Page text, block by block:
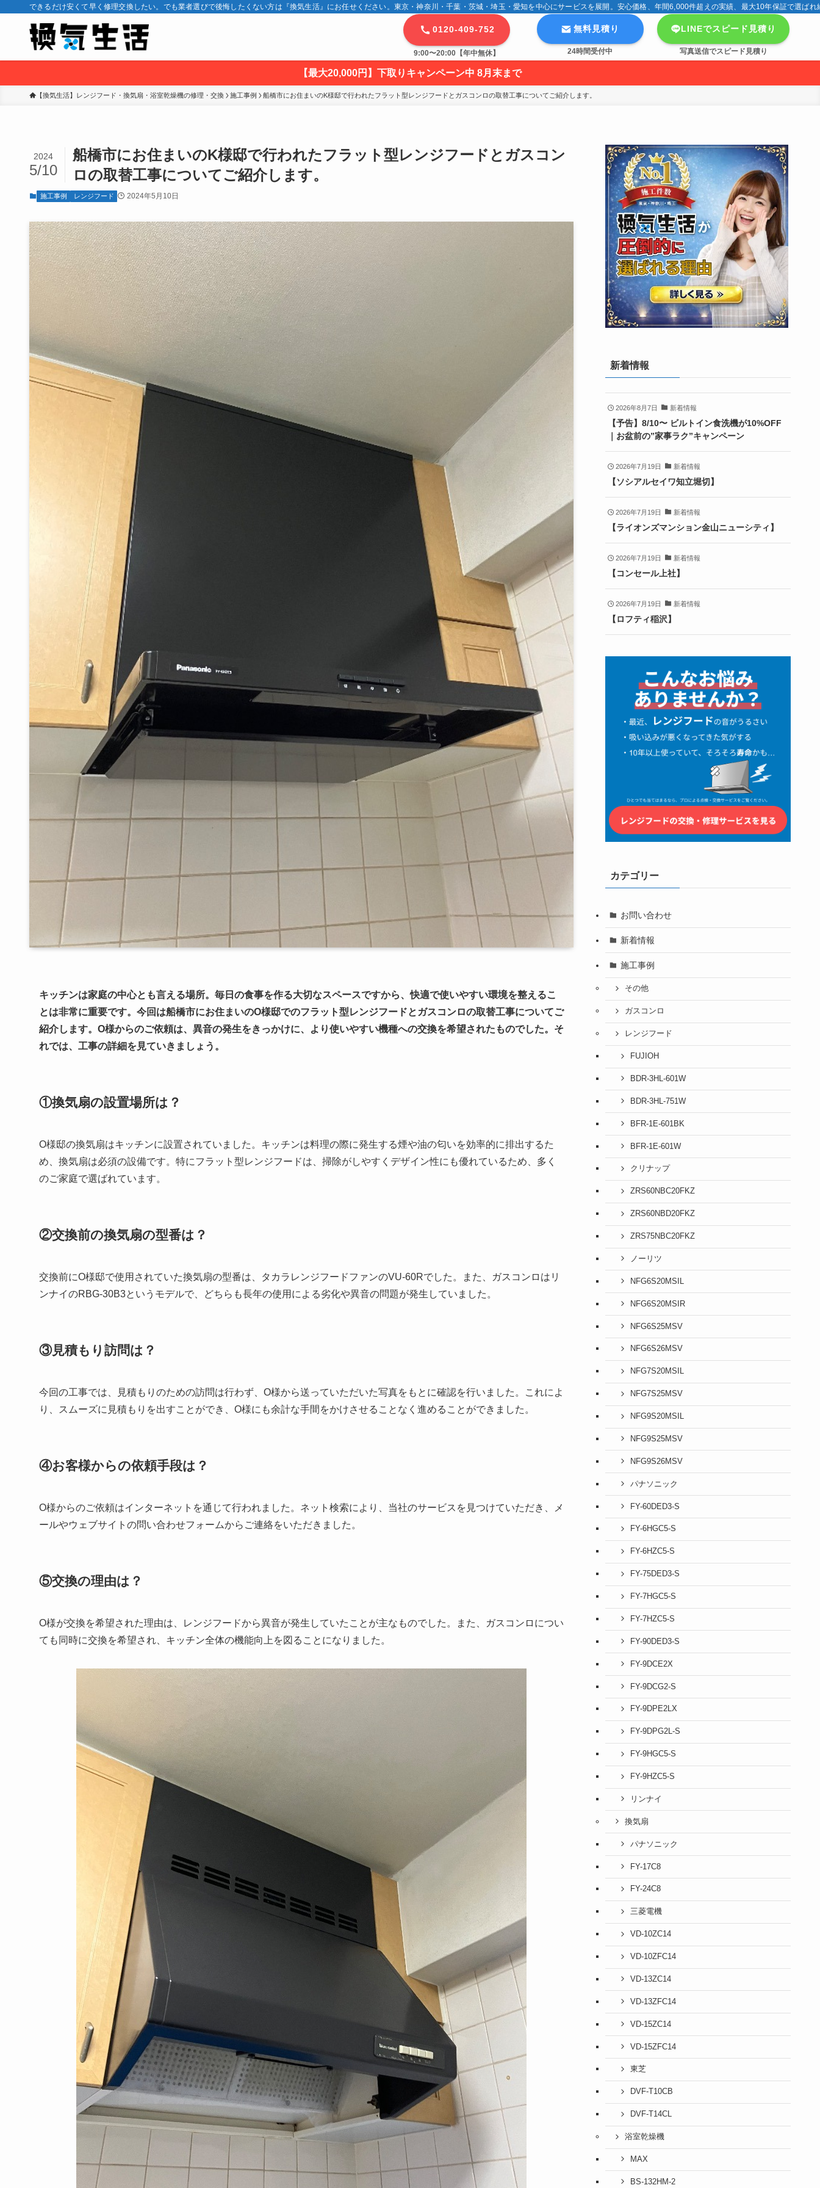
できるだけ安くて早く修理交換したい。でも業者選びで後悔したくない方は『換気生活』にお任せください。東京・神奈川・千葉・茨城・埼玉・愛知を中心にサービスを展開。安心価格、年間6,000件超えの実績、最大10年保証で選ばれ
0120-409-752
9:00〜20:00【年中無休】
無料見積り
24時間受付中
LINEでスピード見積り
写真送信でスピード見積り
【最大20,000円】下取りキャンペーン中 8月末まで
【換気生活】レンジフード・換気扇・浴室乾燥機の修理・交換 施工事例 船橋市にお住まいのK様邸で行われたフラット型レンジフードとガスコンロの取替工事についてご紹介します。
船橋市にお住まいのK様邸で行われたフラット型レンジフードとガスコン
ロの取替工事についてご紹介します。
2024
5/10
施工事例 レンジフード 2024年5月10日
キッチンは家庭の中心とも言える場所。毎日の食事を作る大切なスペースですから、快適で使いやすい環境を整えるこ
とは非常に重要です。今回は船橋市にお住まいのO様邸でのフラット型レンジフードとガスコンロの取替工事についてご
紹介します。O様からのご依頼は、異音の発生をきっかけに、より使いやすい機種への交換を希望されたものでした。そ
れでは、工事の詳細を見ていきましょう。
①換気扇の設置場所は？
O様邸の換気扇はキッチンに設置されていました。キッチンは料理の際に発生する煙や油の匂いを効率的に排出するた
め、換気扇は必須の設備です。特にフラット型レンジフードは、掃除がしやすくデザイン性にも優れているため、多く
のご家庭で選ばれています。
②交換前の換気扇の型番は？
交換前にO様邸で使用されていた換気扇の型番は、タカラレンジフードファンのVU-60Rでした。また、ガスコンロはリ
ンナイのRBG-30B3というモデルで、どちらも長年の使用による劣化や異音の問題が発生していました。
③見積もり訪問は？
今回の工事では、見積もりのための訪問は行わず、O様から送っていただいた写真をもとに確認を行いました。これによ
り、スムーズに見積もりを出すことができ、O様にも余計な手間をかけさせることなく進めることができました。
④お客様からの依頼手段は？
O様からのご依頼はインターネットを通じて行われました。ネット検索により、当社のサービスを見つけていただき、メ
ールやウェブサイトの問い合わせフォームからご連絡をいただきました。
⑤交換の理由は？
O様が交換を希望された理由は、レンジフードから異音が発生していたことが主なものでした。また、ガスコンロについ
ても同時に交換を希望され、キッチン全体の機能向上を図ることになりました。
新着情報
2026年8月7日 新着情報
【予告】8/10〜 ビルトイン食洗機が10%OFF
｜お盆前の”家事ラク”キャンペーン
2026年7月19日 新着情報
【ソシアルセイワ知立堀切】
2026年7月19日 新着情報
【ライオンズマンション金山ニューシティ】
2026年7月19日 新着情報
【コンセール上社】
2026年7月19日 新着情報
【ロフティ稲沢】
カテゴリー
お問い合わせ
新着情報
施工事例
その他
ガスコンロ
レンジフード
FUJIOH
BDR-3HL-601W
BDR-3HL-751W
BFR-1E-601BK
BFR-1E-601W
クリナップ
ZRS60NBC20FKZ
ZRS60NBD20FKZ
ZRS75NBC20FKZ
ノーリツ
NFG6S20MSIL
NFG6S20MSIR
NFG6S25MSV
NFG6S26MSV
NFG7S20MSIL
NFG7S25MSV
NFG9S20MSIL
NFG9S25MSV
NFG9S26MSV
パナソニック
FY-60DED3-S
FY-6HGC5-S
FY-6HZC5-S
FY-75DED3-S
FY-7HGC5-S
FY-7HZC5-S
FY-90DED3-S
FY-9DCE2X
FY-9DCG2-S
FY-9DPE2LX
FY-9DPG2L-S
FY-9HGC5-S
FY-9HZC5-S
リンナイ
換気扇
パナソニック
FY-17C8
FY-24C8
三菱電機
VD-10ZC14
VD-10ZFC14
VD-13ZC14
VD-13ZFC14
VD-15ZC14
VD-15ZFC14
東芝
DVF-T10CB
DVF-T14CL
浴室乾燥機
MAX
BS-132HM-2